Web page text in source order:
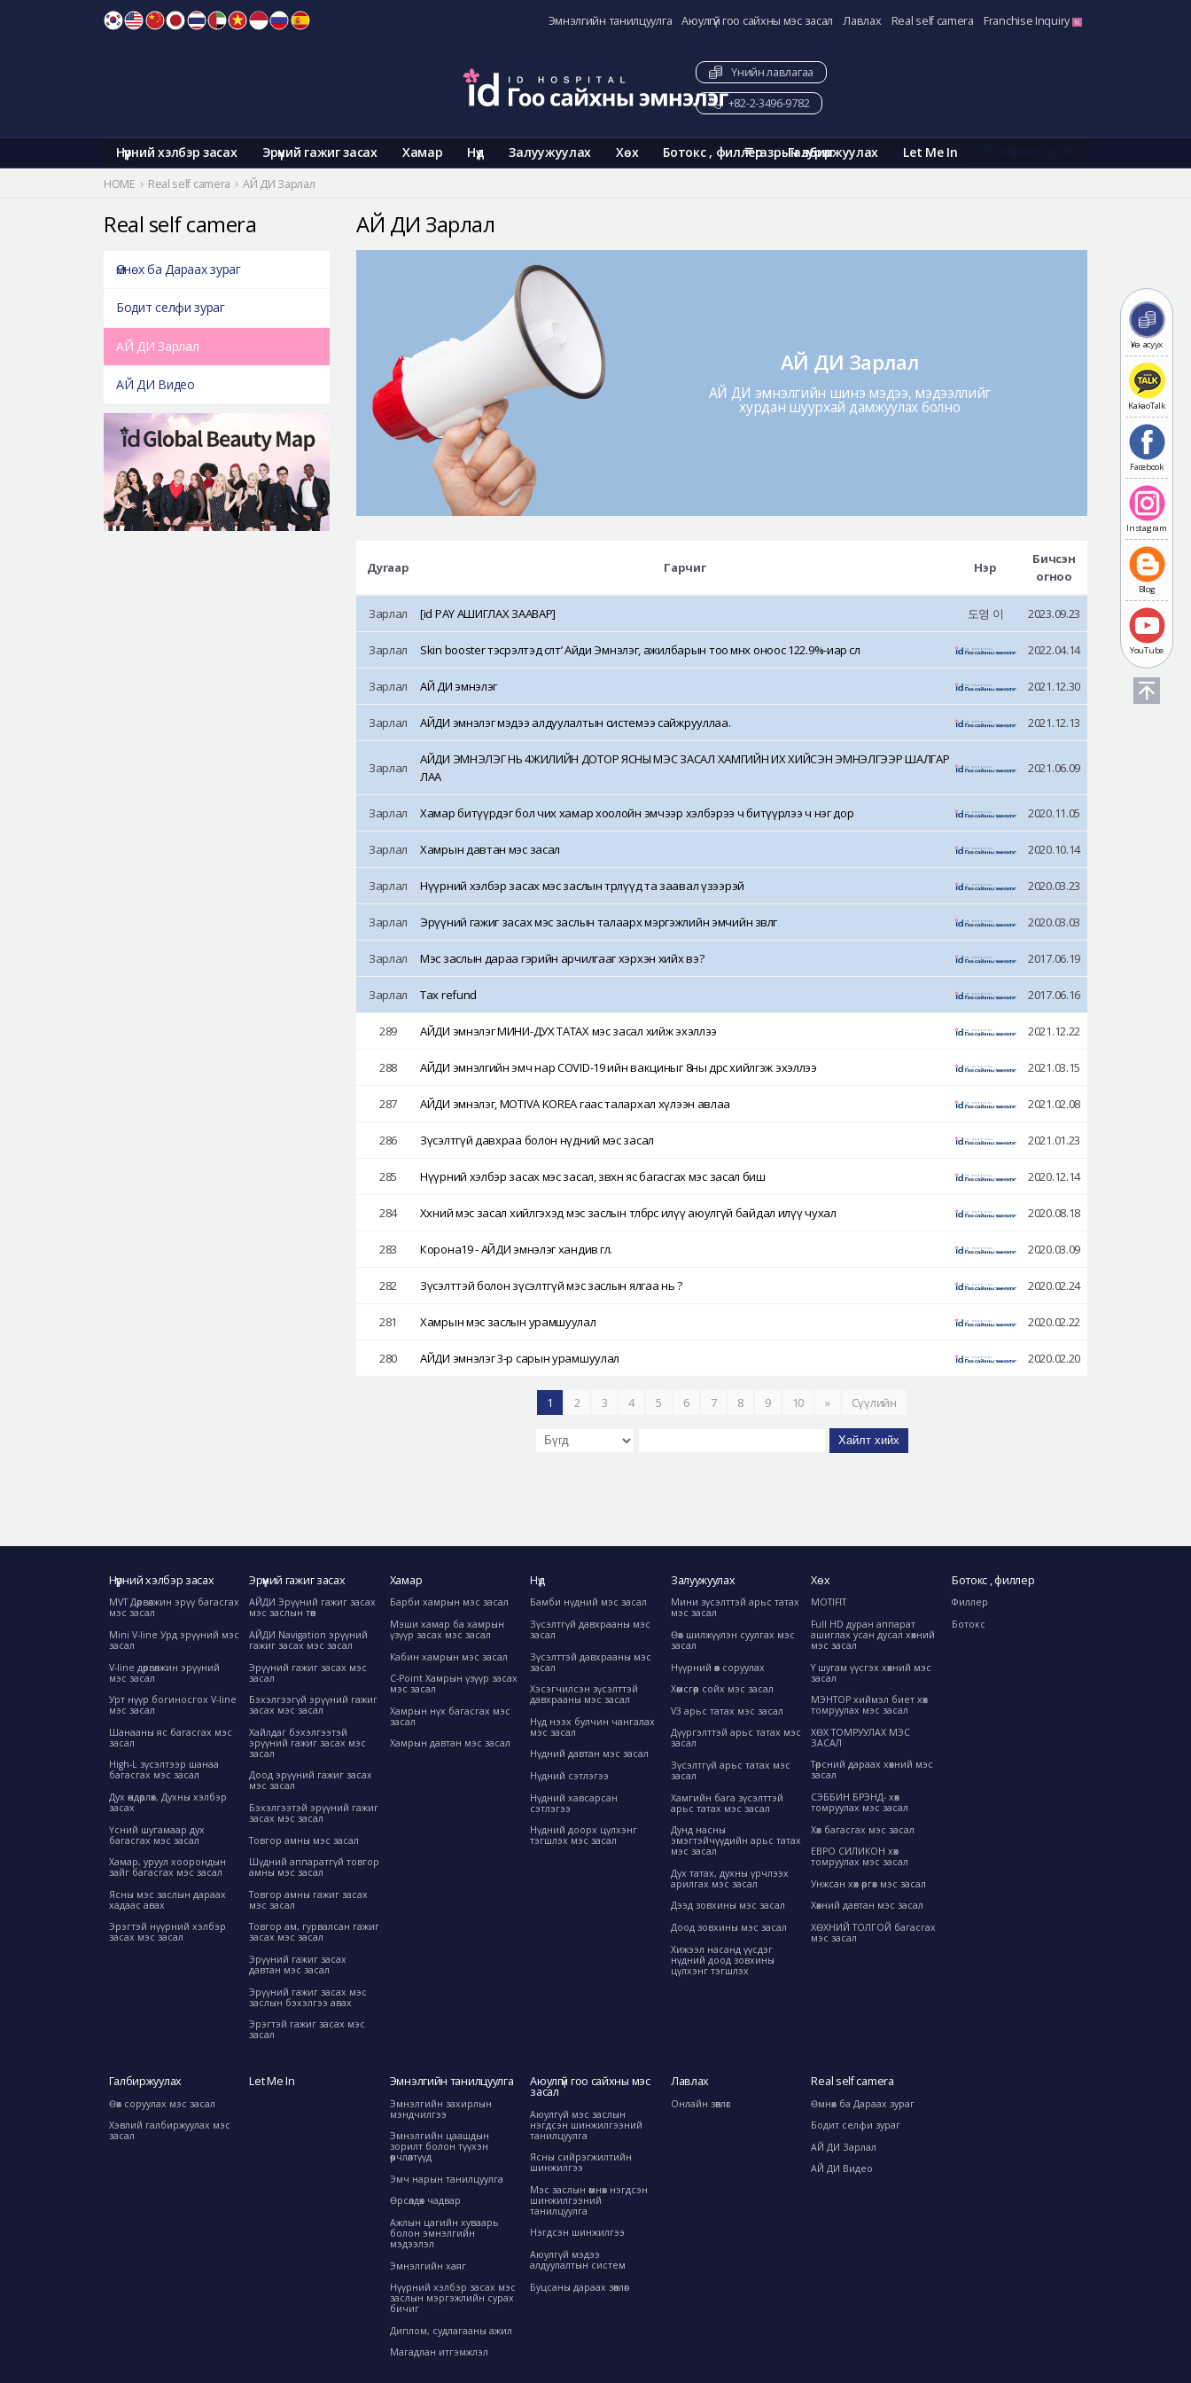
Эмнэлгийн танилцуулга Аюулгүй гоо сайхны мэс засал Лавлах Real self camera Franchise Inquiry
Нүүрний хэлбэр засах Эрүүний гажиг засах Хамар Нүд Залуужуулах Хөх Ботокс , филлер Галбиржуулах Let Me In
газрын зураг
Үнийн лавлагаа
+82-2-3496-9782
Үнэ асуух
KakaoTalk
Facebook
Instagram
Blog
YouTube
HOME Real self camera АЙ ДИ Зарлал
АЙ ДИ Зарлал
АЙ ДИ Зарлал
АЙ ДИ эмнэлгийн шинэ мэдээ, мэдээллийг
хурдан шуурхай дамжуулах болно
Дугаар Гарчиг Нэр
Бичсэн
огноо
Зарлал [id PAY АШИГЛАХ ЗААВАР] 도영 이 2023.09.23
Зарлал Skin booster тэсрэлтэд өсөлт’ Айди Эмнэлэг, ажилбарын тоо өмнөх оноос 122.9%-иар өслөө 2022.04.14
Зарлал АЙ ДИ эмнэлэг 2021.12.30
Зарлал АЙДИ эмнэлэг мэдээ алдуулалтын системээ сайжрууллаа. 2021.12.13
Зарлал
АЙДИ ЭМНЭЛЭГ НЬ 4ЖИЛИЙН ДОТОР ЯСНЫ МЭС ЗАСАЛ ХАМГИЙН ИХ ХИЙСЭН ЭМНЭЛГЭЭР ШАЛГАР
ЛАА
2021.06.09
Зарлал Хамар битүүрдэг бол чих хамар хоолойн эмчээр хэлбэрээ ч битүүрлээ ч нэг дор 2020.11.05
Зарлал Хамрын давтан мэс засал 2020.10.14
Зарлал Нүүрний хэлбэр засах мэс заслын төрлүүд та заавал үзээрэй 2020.03.23
Зарлал Эрүүний гажиг засах мэс заслын талаарх мэргэжлийн эмчийн зөвлөгөө 2020.03.03
Зарлал Мэс заслын дараа гэрийн арчилгааг хэрхэн хийх вэ? 2017.06.19
Зарлал Tax refund 2017.06.16
289 АЙДИ эмнэлэг МИНИ-ДУХ ТАТАХ мэс засал хийж эхэллээ 2021.12.22
288 АЙДИ эмнэлгийн эмч нар COVID-19 ийн вакциныг 8ны өдрөөс хийлгэж эхэллээ 2021.03.15
287 АЙДИ эмнэлэг, MOTIVA KOREA гаас талархал хүлээн авлаа 2021.02.08
286 Зүсэлтгүй давхраа болон нүдний мэс засал 2021.01.23
285 Нүүрний хэлбэр засах мэс засал, зөвхөн яс багасгах мэс засал биш 2020.12.14
284 Хөхний мэс засал хийлгэхэд мэс заслын төлбөрөөс илүү аюулгүй байдал илүү чухал 2020.08.18
283 Корона19 - АЙДИ эмнэлэг хандив өглөө. 2020.03.09
282 Зүсэлттэй болон зүсэлтгүй мэс заслын ялгаа нь ? 2020.02.24
281 Хамрын мэс заслын урамшуулал 2020.02.22
280 АЙДИ эмнэлэг 3-р сарын урамшуулал 2020.02.20
1 2 3 4 5 6 7 8 9 10 » Сүүлийн
Хайлт хийх
Real self camera
Өмнөх ба Дараах зураг
Бодит селфи зураг
АЙ ДИ Зарлал
АЙ ДИ Видео
Нүүрний хэлбэр засах
MVT Дөрвөлжин эрүү багасгах
мэс засал
Mini V-line Урд эрүүний мэс
засал
V-line дөрвөлжин эрүүний
мэс засал
Урт нүүр богиносгох V-line
мэс засал
Шанааны яс багасгах мэс
засал
High-L зүсэлтээр шанаа
багасгах мэс засал
Дух өндөрлөх, Духны хэлбэр
засах
Үсний шугамаар дух
багасгах мэс засал
Хамар, уруул хоорондын
зайг багасгах мэс засал
Ясны мэс заслын дараах
хадаас авах
Эрэгтэй нүүрний хэлбэр
засах мэс засал
Эрүүний гажиг засах
АЙДИ Эрүүний гажиг засах
мэс заслын төв
АЙДИ Navigation эрүүний
гажиг засах мэс засал
Эрүүний гажиг засах мэс
засал
Бэхэлгээгүй эрүүний гажиг
засах мэс засал
Хайлдаг бэхэлгээтэй
эрүүний гажиг засах мэс
засал
Доод эрүүний гажиг засах
мэс засал
Бэхэлгээтэй эрүүний гажиг
засах мэс засал
Товгор амны мэс засал
Шүдний аппаратгүй товгор
амны мэс засал
Товгор амны гажиг засах
мэс засал
Товгор ам, гурвалсан гажиг
засах мэс засал
Эрүүний гажиг засах
давтан мэс засал
Эрүүний гажиг засах мэс
заслын бэхэлгээ авах
Эрэгтэй гажиг засах мэс
засал
Хамар
Барби хамрын мэс засал
Мэши хамар ба хамрын
үзүүр засах мэс засал
Кабин хамрын мэс засал
C-Point Хамрын үзүүр засах
мэс засал
Хамрын нүх багасгах мэс
засал
Хамрын давтан мэс засал
Нүд
Бамби нүдний мэс засал
Зүсэлтгүй давхрааны мэс
засал
Зүсэлттэй давхрааны мэс
засал
Хэсэгчилсэн зүсэлттэй
давхрааны мэс засал
Нүд нээх булчин чангалах
мэс засал
Нүдний давтан мэс засал
Нүдний сэтлэгээ
Нүдний хавсарсан
сэтлэгээ
Нүдний доорх цүлхэнг
тэгшлэх мэс засал
Залуужуулах
Мини зүсэлттэй арьс татах
мэс засал
Өөх шилжүүлэн суулгах мэс
засал
Нүүрний өөх соруулах
Хөмсгөөр сойх мэс засал
V3 арьс татах мэс засал
Дүүргэлттэй арьс татах мэс
засал
Зүсэлтгүй арьс татах мэс
засал
Хамгийн бага зүсэлттэй
арьс татах мэс засал
Дунд насны
эмэгтэйчүүдийн арьс татах
мэс засал
Дух татах, духны үрчлээх
арилгах мэс засал
Дээд зовхины мэс засал
Доод зовхины мэс засал
Хижээл насанд үүсдэг
нүдний доод зовхины
цүлхэнг тэгшлэх
Хөх
MOTIFIT
Full HD дуран аппарат
ашиглах усан дусал хөхний
мэс засал
Y шугам үүсгэх хөхний мэс
засал
МЭНТОР хиймэл биет хөх
томруулах мэс засал
ХӨХ ТОМРУУЛАХ МЭС
ЗАСАЛ
Төрсний дараах хөхний мэс
засал
СЭББИН БРЭНД- хөх
томруулах мэс засал
Хөх багасгах мэс засал
ЕВРО СИЛИКОН хөх
томруулах мэс засал
Унжсан хөх өргөх мэс засал
Хөхний давтан мэс засал
ХӨХНИЙ ТОЛГОЙ багасгах
мэс засал
Ботокс , филлер
Филлер
Ботокс
Галбиржуулах
Өөх соруулах мэс засал
Хэвлий галбиржуулах мэс
засал
Let Me In Эмнэлгийн танилцуулга
Эмнэлгийн захирлын
мэндчилгээ
Эмнэлгийн цаашдын
зорилт болон түүхэн
өөрчлөлтүүд
Эмч нарын танилцуулга
Өрсөлдөх чадвар
Ажлын цагийн хуваарь
болон эмнэлгийн
мэдээлэл
Эмнэлгийн хаяг
Нүүрний хэлбэр засах мэс
заслын мэргэжлийн сурах
бичиг
Диплом, судлагааны ажил
Магадлан итгэмжлэл
Аюулгүй гоо сайхны мэс
засал
Аюулгүй мэс заслын
нэгдсэн шинжилгээний
танилцуулга
Ясны сийрэгжилтийн
шинжилгээ
Мэс заслын өмнөх нэгдсэн
шинжилгээний
танилцуулга
Нэгдсэн шинжилгээ
Аюулгүй мэдээ
алдуулалтын систем
Буцсаны дараах зөвлөгөө
Лавлах
Онлайн зөвлөгөө
Real self camera
Өмнөх ба Дараах зураг
Бодит селфи зураг
АЙ ДИ Зарлал
АЙ ДИ Видео